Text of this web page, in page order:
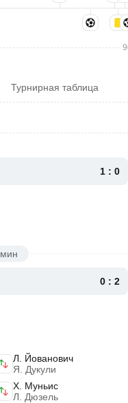
Турнирная таблица
1 : 0
0 : 2
Л. Йованович
Я. Дукули
Х. Муньис
Л. Дюзель